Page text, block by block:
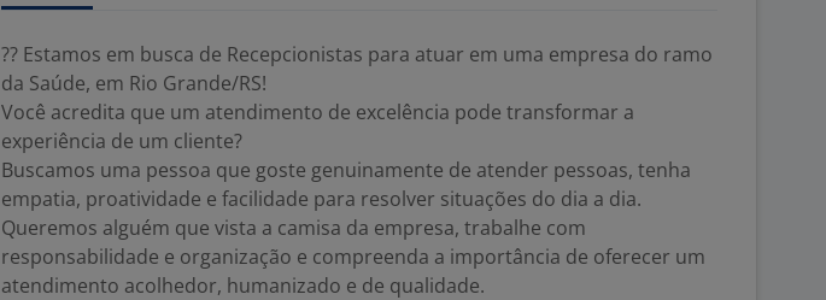
?? Estamos em busca de Recepcionistas para atuar em uma empresa do ramo
da Saúde, em Rio Grande/RS!
Você acredita que um atendimento de excelência pode transformar a
experiência de um cliente?
Buscamos uma pessoa que goste genuinamente de atender pessoas, tenha
empatia, proatividade e facilidade para resolver situações do dia a dia.
Queremos alguém que vista a camisa da empresa, trabalhe com
responsabilidade e organização e compreenda a importância de oferecer um
atendimento acolhedor, humanizado e de qualidade.